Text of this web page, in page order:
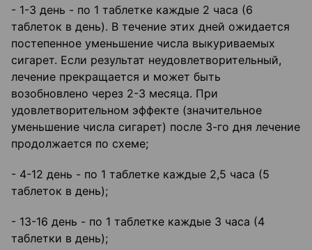
- 1-3 день - по 1 таблетке каждые 2 часа (6
таблеток в день). В течение этих дней ожидается
постепенное уменьшение числа выкуриваемых
сигарет. Если результат неудовлетворительный,
лечение прекращается и может быть
возобновлено через 2-3 месяца. При
удовлетворительном эффекте (значительное
уменьшение числа сигарет) после 3-го дня лечение
продолжается по схеме;
- 4-12 день - по 1 таблетке каждые 2,5 часа (5
таблеток в день);
- 13-16 день - по 1 таблетке каждые 3 часа (4
таблетки в день);